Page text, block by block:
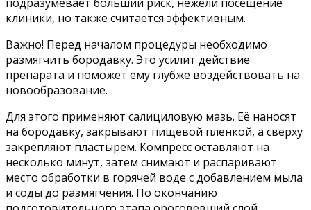
подразумевает больший риск, нежели посещение
клиники, но также считается эффективным.
Важно! Перед началом процедуры необходимо
размягчить бородавку. Это усилит действие
препарата и поможет ему глубже воздействовать на
новообразование.
Для этого применяют салициловую мазь. Её наносят
на бородавку, закрывают пищевой плёнкой, а сверху
закрепляют пластырем. Компресс оставляют на
несколько минут, затем снимают и распаривают
место обработки в горячей воде с добавлением мыла
и соды до размягчения. По окончанию